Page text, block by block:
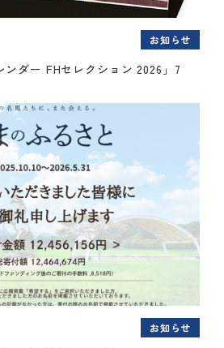
お知らせ
ンダー FHセレクション 2026」7
お知らせ